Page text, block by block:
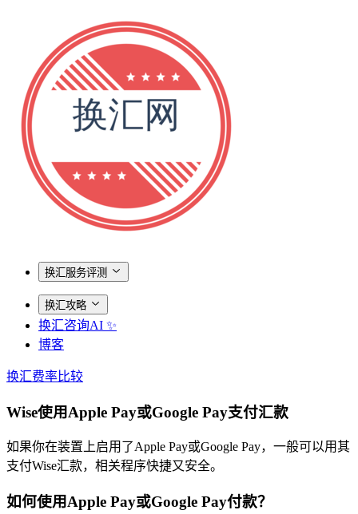
换汇服务评测
换汇攻略
换汇咨询AI ✨
博客
换汇费率比较
Wise使用Apple Pay或Google Pay支付汇款
如果你在装置上启用了Apple Pay或Google Pay，一般可以用其
支付Wise汇款，相关程序快捷又安全。
如何使用Apple Pay或Google Pay付款？